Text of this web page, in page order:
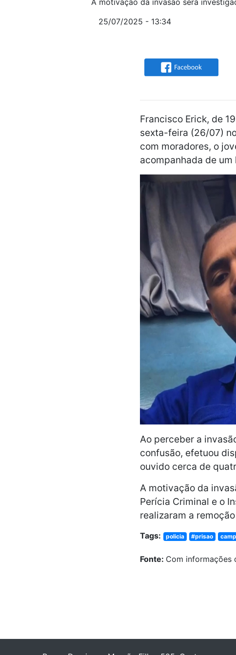
A motivação da invasão será
25/07/2025 - 13:34
Francisco Erick, de
sexta-feira (26/07)
com moradores, o
acompanhada de
Ao perceber a
confusão, efetuou
ouvido cerca de
A motivação da
Perícia Criminal e o
realizaram a
Tags: policia #prisao
Fonte: Com informações